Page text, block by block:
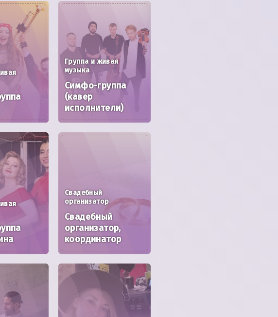
Группа и живая
музыка
Симфо-группа
(кавер
исполнители)
Свадебный
организатор
Свадебный
организатор,
координатор